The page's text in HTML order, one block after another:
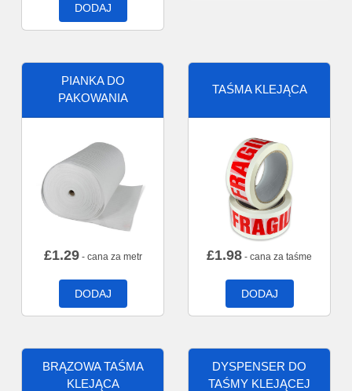
DODAJ
PIANKA DO
PAKOWANIA
£1.29- cana za metr
DODAJ
TAŚMA KLEJĄCA
£1.98 - cana za taśme
DODAJ
BRĄZOWA TAŚMA
KLEJĄCA
DYSPENSER DO
TAŚMY KLEJĄCEJ